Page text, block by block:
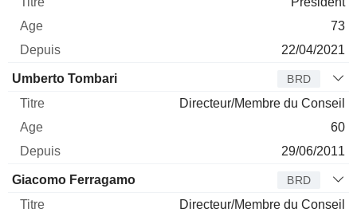
73
22/04/2021
Umberto Tombari BRD
Directeur/Membre du Conseil
60
29/06/2011
Giacomo Ferragamo BRD
Directeur/Membre du Conseil